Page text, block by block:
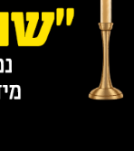
הדלת. כתף בקר
בחיק הטבע,
יום עבודה